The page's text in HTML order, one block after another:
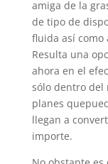
amiga de la
de tipo de
fluida así­ como
Resulta una
ahora en el
sólo dentro del
planes
llegan a
importe.